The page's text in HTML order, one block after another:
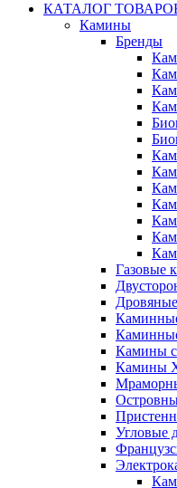
КАТАЛОГ
Камины
Бренды
Газовые
Камины с
Камины
Угловые